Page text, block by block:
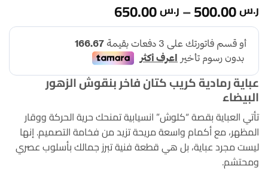
ر.س – ر.س نطاق
السعر:
من
خلال
عباية رمادية كريب كتان فاخر بنقوش الزهور
البيضاء
تأتي العباية بقصة “كلوش” انسيابية تمنحك حرية الحركة ووقار
المظهر، مع أكمام واسعة مريحة تزيد من فخامة التصميم. إنها
ليست مجرد عباية، بل هي قطعة فنية تبرز جمالك بأسلوب عصري
ومحتشم.